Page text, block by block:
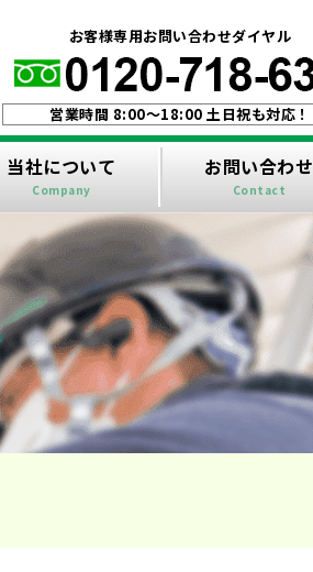
お客様専用お問い合わせダイヤル
営業時間 8:00〜18:00 土日祝も対応！
当社について
Company
お問い合わせ
Contact